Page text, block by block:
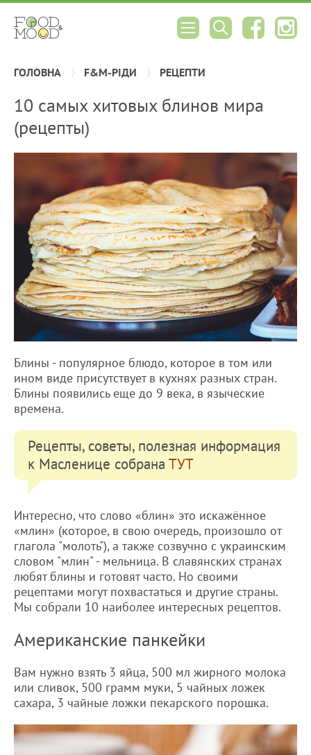
ГОЛОВНА F&M-РІДИ РЕЦЕПТИ
10 самых хитовых блинов мира
(рецепты)
Блины - популярное блюдо, которое в том или
ином виде присутствует в кухнях разных стран.
Блины появились еще до 9 века, в языческие
времена.
Рецепты, советы, полезная информация
к Масленице собрана ТУТ
Интересно, что слово «блин» это искажённое
«млин» (которое, в свою очередь, произошло от
глагола "молоть"), а также созвучно с украинским
словом "млин" - мельница. В славянских странах
любят блины и готовят часто. Но своими
рецептами могут похвастаться и другие страны.
Мы собрали 10 наиболее интересных рецептов.
Американские панкейки
Вам нужно взять 3 яйца, 500 мл жирного молока
или сливок, 500 грамм муки, 5 чайных ложек
сахара, 3 чайные ложки пекарского порошка.